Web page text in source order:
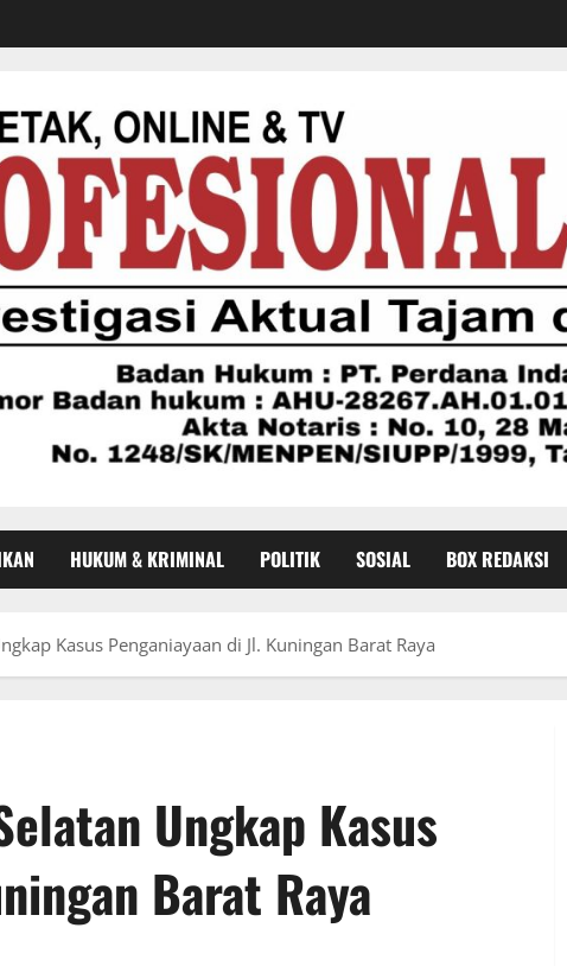
HUKUM & KRIMINAL POLITIK SOSIAL BOX REDAKSI
Kasus Penganiayaan di Jl. Kuningan Barat Raya
Ungkap Kasus
Barat Raya